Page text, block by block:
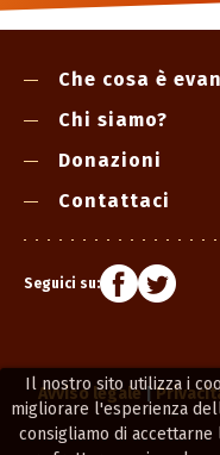
Il nostro sito utilizza i
migliorare l'esperienza
consigliamo di accettarne
Che cosa è
Chi siamo?
Donazioni
Contattaci
Seguici su:
Avviso legale|